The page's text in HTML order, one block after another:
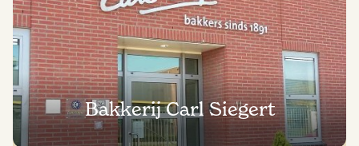
Bakkerij Carl Siegert